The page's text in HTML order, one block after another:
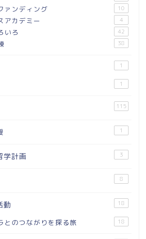
ァンディング 10
アカデミー 4
いろ 42
38
1
1
115
1
学計画 3
8
動 18
とのつながりを探る旅 18